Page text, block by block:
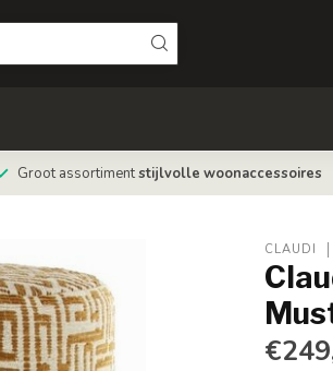
Groot assortimentstijlvolle woonaccessoires
CLAUDI